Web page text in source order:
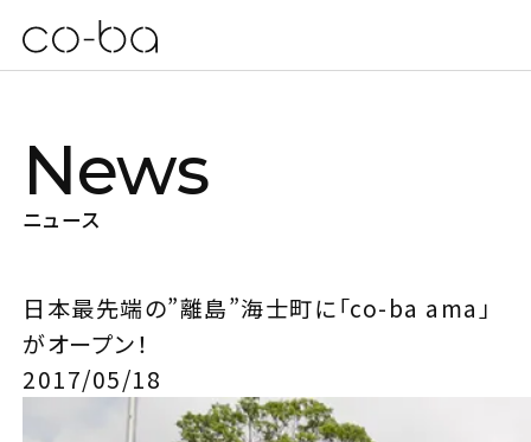
News
ニュース
日本最先端の”離島”海士町に「co-ba ama」
がオープン！
2017/05/18